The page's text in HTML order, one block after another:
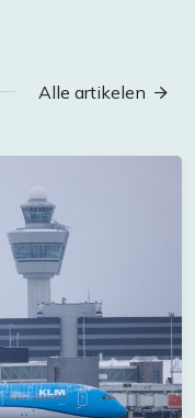
Alle artikelen